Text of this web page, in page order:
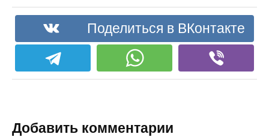
Поделиться в ВКонтакте
Добавить комментарии